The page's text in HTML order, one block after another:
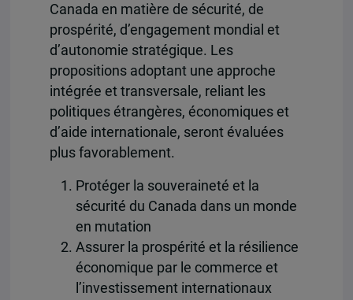
Canada en matière de sécurité, de
prospérité, d’engagement mondial et
d’autonomie stratégique. Les
propositions adoptant une approche
intégrée et transversale, reliant les
politiques étrangères, économiques et
d’aide internationale, seront évaluées
plus favorablement.
Protéger la souveraineté et la
sécurité du Canada dans un monde
en mutation
Assurer la prospérité et la résilience
économique par le commerce et
l’investissement internationaux